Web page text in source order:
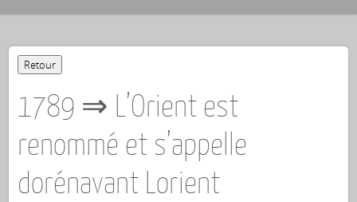
1789 ⇒ L’Orient est
renommé et s’appelle
dorénavant Lorient